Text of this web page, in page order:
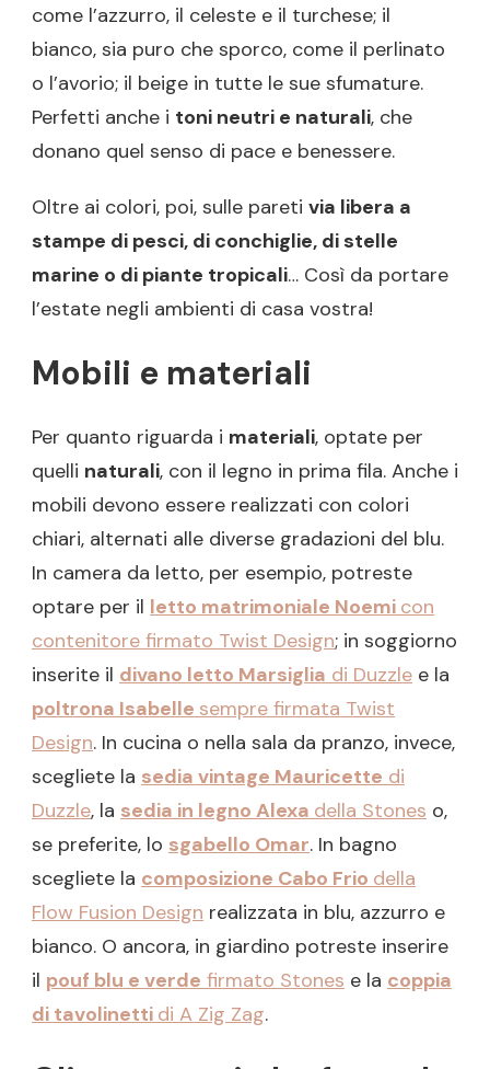
come l’azzurro, il celeste e il turchese; il
bianco, sia puro che sporco, come il perlinato
o l’avorio; il beige in tutte le sue sfumature.
Perfetti anche i toni neutri e naturali, che
donano quel senso di pace e benessere.
Oltre ai colori, poi, sulle pareti via libera a
stampe di pesci, di conchiglie, di stelle
marine o di piante tropicali… Così da portare
l’estate negli ambienti di casa vostra!
Mobili e materiali
Per quanto riguarda i materiali, optate per
quelli naturali, con il legno in prima fila. Anche i
mobili devono essere realizzati con colori
chiari, alternati alle diverse gradazioni del blu.
In camera da letto, per esempio, potreste
optare per il letto matrimoniale Noemi con
contenitore firmato Twist Design; in soggiorno
inserite il divano letto Marsiglia di Duzzle e la
poltrona Isabelle sempre firmata Twist
Design. In cucina o nella sala da pranzo, invece,
scegliete la sedia vintage Mauricette di
Duzzle, la sedia in legno Alexa della Stones o,
se preferite, lo sgabello Omar. In bagno
scegliete la composizione Cabo Frio della
Flow Fusion Design realizzata in blu, azzurro e
bianco. O ancora, in giardino potreste inserire
il pouf blu e verde firmato Stones e la coppia
di tavolinetti di A Zig Zag.